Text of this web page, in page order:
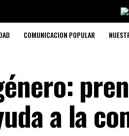
COMUNICACION POPULAR
a la